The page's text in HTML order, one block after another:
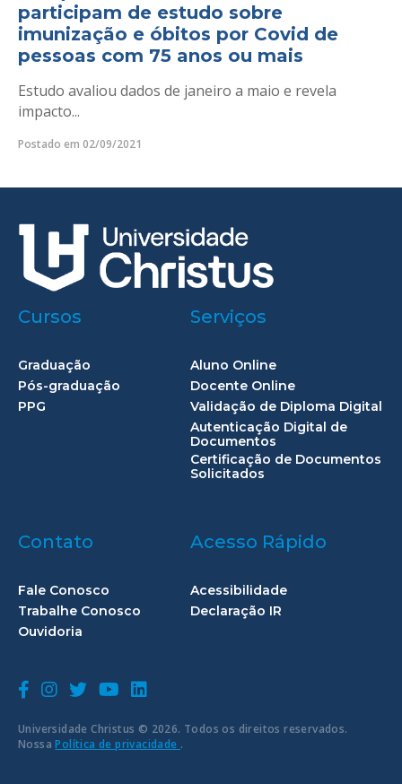
participam de estudo sobre
imunização e óbitos por Covid de
pessoas com 75 anos ou mais
Estudo avaliou dados de janeiro a maio e revela
impacto...
Postado em 02/09/2021
Universidade Christus © 2026. Todos os direitos reservados.
NossaPolítica de privacidade .
Cursos
Graduação
Pós-graduação
PPG
Serviços
Aluno Online
Docente Online
Validação de Diploma Digital
Autenticação Digital de
Documentos
Certificação de Documentos
Solicitados
Contato
Fale Conosco
Trabalhe Conosco
Ouvidoria
Acesso Rápido
Acessibilidade
Declaração IR